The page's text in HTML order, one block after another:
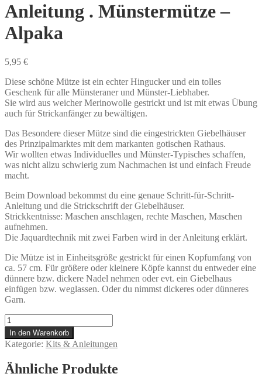
Anleitung . Münstermütze –
Alpaka
5,95 €
Diese schöne Mütze ist ein echter Hingucker und ein tolles
Geschenk für alle Münsteraner und Münster-Liebhaber.
Sie wird aus weicher Merinowolle gestrickt und ist mit etwas Übung
auch für Strickanfänger zu bewältigen.
Das Besondere dieser Mütze sind die eingestrickten Giebelhäuser
des Prinzipalmarktes mit dem markanten gotischen Rathaus.
Wir wollten etwas Individuelles und Münster-Typisches schaffen,
was nicht allzu schwierig zum Nachmachen ist und einfach Freude
macht.
Beim Download bekommst du eine genaue Schritt-für-Schritt-
Anleitung und die Strickschrift der Giebelhäuser.
Strickkentnisse: Maschen anschlagen, rechte Maschen, Maschen
aufnehmen.
Die Jaquardtechnik mit zwei Farben wird in der Anleitung erklärt.
Die Mütze ist in Einheitsgröße gestrickt für einen Kopfumfang von
ca. 57 cm. Für größere oder kleinere Köpfe kannst du entweder eine
dünnere bzw. dickere Nadel nehmen oder evt. ein Giebelhaus
einfügen bzw. weglassen. Oder du nimmst dickeres oder dünneres
Garn.
Anleitung
.
Münstermütze
-
Alpaka
Menge
In den Warenkorb
Kategorie: Kits & Anleitungen
Ähnliche Produkte